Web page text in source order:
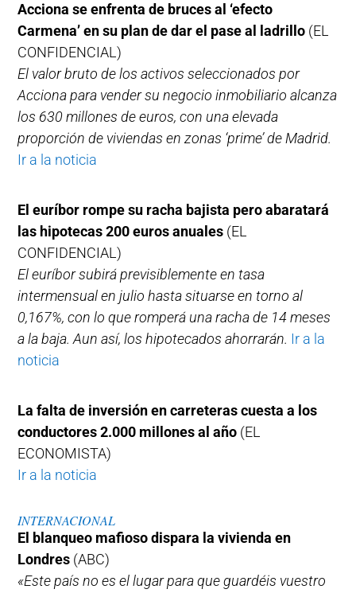
Acciona se enfrenta de bruces al ‘efecto
Carmena’ en su plan de dar el pase al ladrillo (EL
CONFIDENCIAL)
El valor bruto de los activos seleccionados por
Acciona para vender su negocio inmobiliario alcanza
los 630 millones de euros, con una elevada
proporción de viviendas en zonas ‘prime’ de Madrid.
Ir a la noticia
El euríbor rompe su racha bajista pero abaratará
las hipotecas 200 euros anuales (EL
CONFIDENCIAL)
El euríbor subirá previsiblemente en tasa
intermensual en julio hasta situarse en torno al
0,167%, con lo que romperá una racha de 14 meses
a la baja. Aun así, los hipotecados ahorrarán. Ir a la
noticia
La falta de inversión en carreteras cuesta a los
conductores 2.000 millones al año (EL
ECONOMISTA)
Ir a la noticia
INTERNACIONAL
El blanqueo mafioso dispara la vivienda en
Londres (ABC)
«Este país no es el lugar para que guardéis vuestro